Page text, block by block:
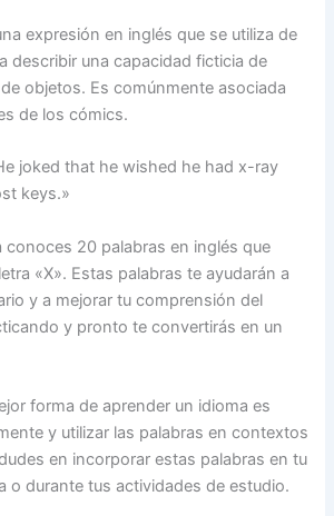
expresión en inglés que se utiliza de
describir una capacidad ficticia de
objetos. Es comúnmente asociada
de los cómics.
joked that he wished he had x-ray
keys.»
conoces 20 palabras en inglés que
«X». Estas palabras te ayudarán a
y a mejorar tu comprensión del
y pronto te convertirás en un
forma de aprender un idioma es
y utilizar las palabras en contextos
en incorporar estas palabras en tu
o durante tus actividades de estudio.